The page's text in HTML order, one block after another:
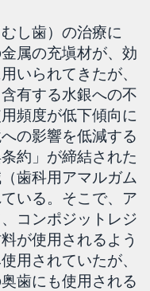
し歯）の治療に
属の充塡材が、効
いられてきたが、
有する水銀への不
頻度が低下傾向に
の影響を低減する
約」が締結された
歯科用アマルガム
いる。そこで、ア
コンポジットレジ
が使用されるよう
用されていたが、
歯にも使用される